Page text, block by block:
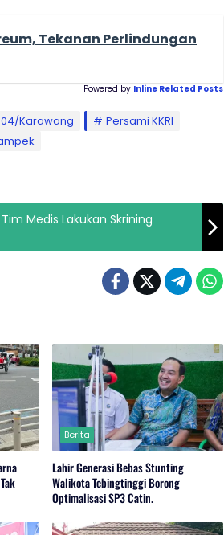
Tekanan Perlindungan
Powered by Inline Related Posts
Karawang
Persami KKRI
Medis Lakukan Skrining
Berita
Lahir Generasi Bebas Stunting
Walikota Tebingtinggi Borong
Optimalisasi SP3 Catin.